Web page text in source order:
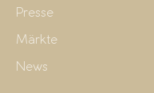
Presse
Märkte
News